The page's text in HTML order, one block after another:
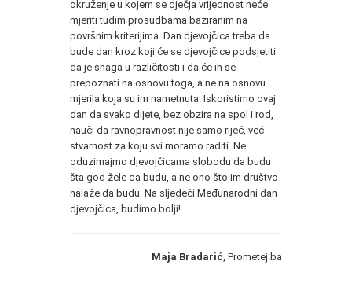
okruženje u kojem se dječja vrijednost neće
mjeriti tuđim prosudbama baziranim na
površnim kriterijima. Dan djevojčica treba da
bude dan kroz koji će se djevojčice podsjetiti
da je snaga u različitosti i da će ih se
prepoznati na osnovu toga, a ne na osnovu
mjerila koja su im nametnuta. Iskoristimo ovaj
dan da svako dijete, bez obzira na spol i rod,
nauči da ravnopravnost nije samo riječ, već
stvarnost za koju svi moramo raditi. Ne
oduzimajmo djevojčicama slobodu da budu
šta god žele da budu, a ne ono što im društvo
nalaže da budu. Na sljedeći Međunarodni dan
djevojčica, budimo bolji!
Maja Bradarić , Prometej.ba